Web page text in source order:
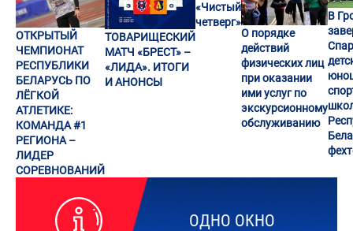
ОДНО ОКНО
ОТКРЫТЫЙ
ЧЕМПИОНАТ
РЕСПУБЛИКИ
БЕЛАРУСЬ ПО
ЛЁГКОЙ
АТЛЕТИКЕ:
КОМАНДА #1
РЕГИОНА –
ЛИДЕР
СОРЕВНОВАНИЙ
ТОВАРИЩЕСКИЙ
МАТЧ «БРЕСТ» –
«ЛИДА». ИТОГИ
И АНОНСЫ
«Чистый
четверг»
О порядке
действий
физических лиц
при оказании
ими услуг по
экскурсионному
обслуживанию
В